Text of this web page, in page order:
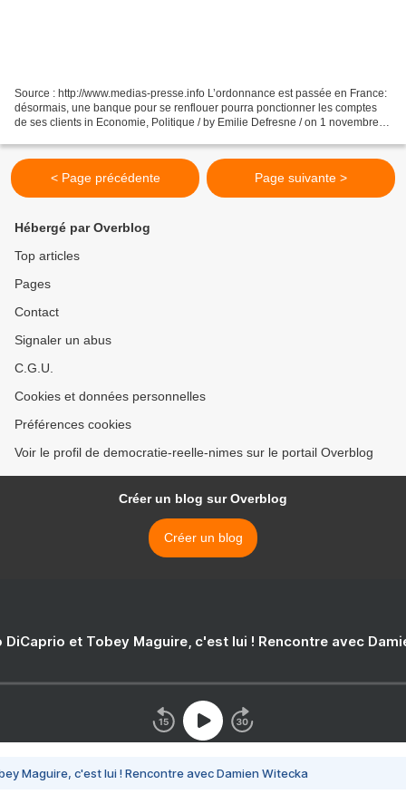
Source : http://www.medias-presse.info L’ordonnance est passée en France:
désormais, une banque pour se renflouer pourra ponctionner les comptes
de ses clients in Economie, Politique / by Emilie Defresne / on 1 novembre
< Page précédente Page suivante >
Hébergé par Overblog
Top articles
Pages
Contact
Signaler un abus
C.G.U.
Cookies et données personnelles
Préférences cookies
Voir le profil de democratie-reelle-nimes sur le portail Overblog
Créer un blog sur Overblog
Créer un blog
DiCaprio et Tobey Maguire, c'est lui ! Rencontre avec
Maguire, c'est lui ! Rencontre avec Damien Witecka